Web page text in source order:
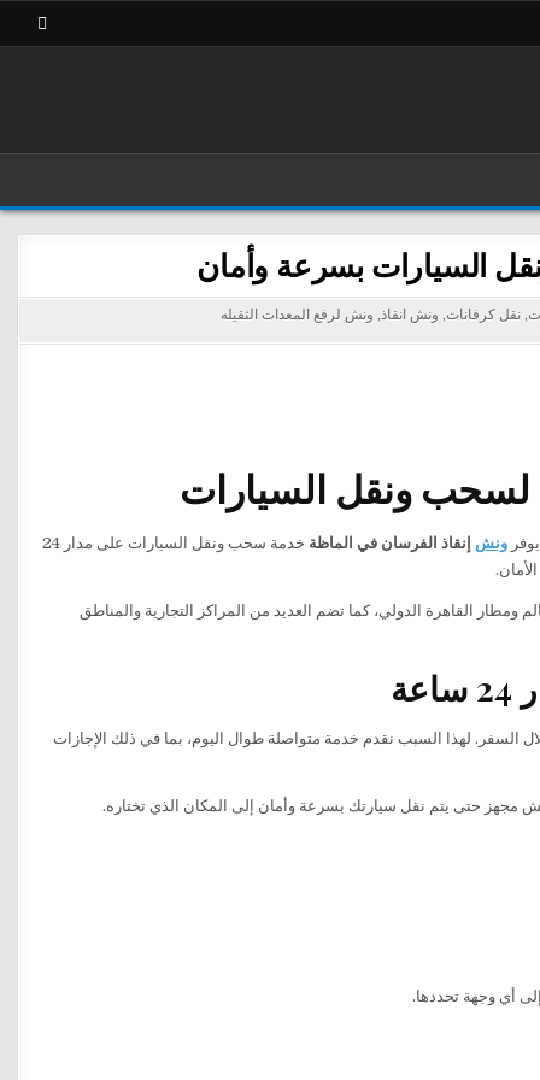
,نقل كرفانات ونش انقاذ ونش لرفع المعدات الثقيله
ونش إنقاذ الفرسان في الماظة
خدمة سحب ونقل السيارات على مدار 24
القاهرة الدولي، كما تضم العديد من المراكز التجارية والمناطق
السفر. لهذا السبب نقدم خدمة متواصلة طوال اليوم، بما في ذلك الإجازات
مجهز حتى يتم نقل سيارتك بسرعة وأمان إلى المكان الذي تختاره.
أي وجهة تحددها.